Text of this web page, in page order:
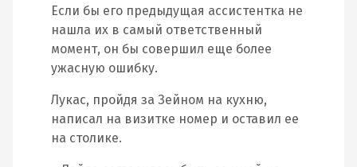
Если бы его предыдущая ассистентка не
нашла их в самый ответственный
момент, он бы совершил еще более
ужасную ошибку.
Лукас, пройдя за Зейном на кухню,
написал на визитке номер и оставил ее
на столике.